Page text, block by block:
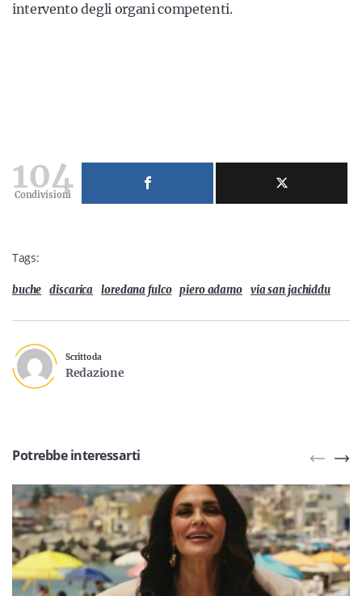
intervento degli organi competenti.
104
Condivisioni
Tags:
buche discarica loredana fulco piero adamo via san jachiddu
Scritto da
Redazione
Potrebbe interessarti